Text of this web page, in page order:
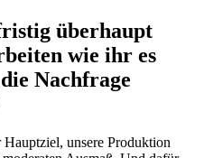
überhaupt
wie ihr es
Nachfrage
Hauptziel, unsere Produktion